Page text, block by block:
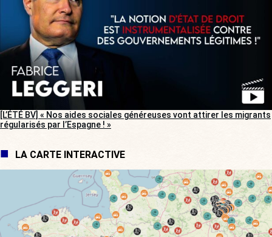
[L’ÉTÉ BV] « Nos aides sociales généreuses vont attirer les migrants
régularisés par l’Espagne ! »
LA CARTE INTERACTIVE